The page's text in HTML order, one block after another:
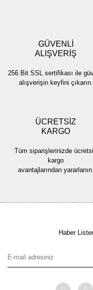
GÜVENLİ
ALIŞVERİŞ
256 Bit SSL sertifikası ile
alışverişin keyfini çıkarın.
ÜCRETSİZ
KARGO
Tüm siparişlerinizde
kargo
avantajlarından yararlanın.
Haber